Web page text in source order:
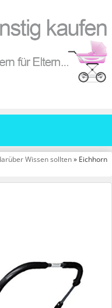
Wissen sollten» Eichhorn